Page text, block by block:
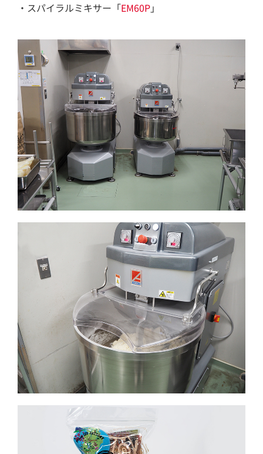
・スパイラルミキサー「EM60P」